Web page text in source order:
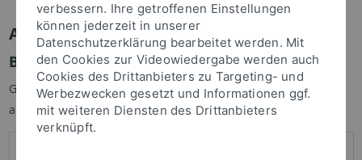
Anmelden
Benutzeranmeldung
Geben Sie Ihren Benutzernamen und Ihr Passwort an um sich
anzumelden:
verbessern. Ihre getroffenen Einstellungen
können jederzeit in unserer
Datenschutzerklärung bearbeitet werden. Mit
den Cookies zur Videowiedergabe werden auch
Cookies des Drittanbieters zu Targeting- und
Werbezwecken gesetzt und Informationen ggf.
mit weiteren Diensten des Drittanbieters
verknüpft.